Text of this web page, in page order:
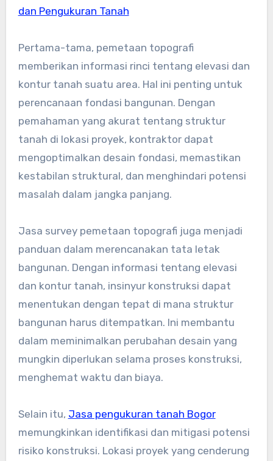
dan Pengukuran Tanah
Pertama-tama, pemetaan topografi
memberikan informasi rinci tentang elevasi dan
kontur tanah suatu area. Hal ini penting untuk
perencanaan fondasi bangunan. Dengan
pemahaman yang akurat tentang struktur
tanah di lokasi proyek, kontraktor dapat
mengoptimalkan desain fondasi, memastikan
kestabilan struktural, dan menghindari potensi
masalah dalam jangka panjang.
Jasa survey pemetaan topografi juga menjadi
panduan dalam merencanakan tata letak
bangunan. Dengan informasi tentang elevasi
dan kontur tanah, insinyur konstruksi dapat
menentukan dengan tepat di mana struktur
bangunan harus ditempatkan. Ini membantu
dalam meminimalkan perubahan desain yang
mungkin diperlukan selama proses konstruksi,
menghemat waktu dan biaya.
Selain itu, Jasa pengukuran tanah Bogor
memungkinkan identifikasi dan mitigasi potensi
risiko konstruksi. Lokasi proyek yang cenderung